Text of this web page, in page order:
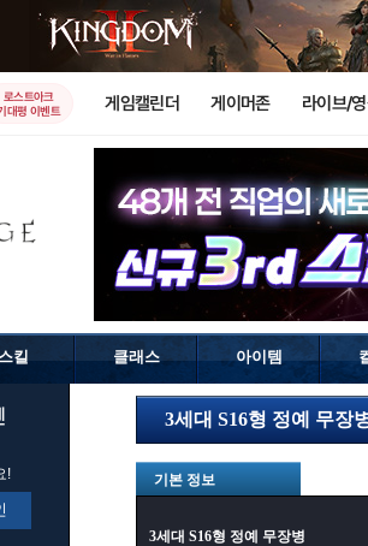
로스트아크
대평 이벤트
게임캘린더 게이머존 라이브/
킬 클래스 아이템
!
3세대 S16형 정예 무장
기본 정보
3세대 S16형 정예 무장병